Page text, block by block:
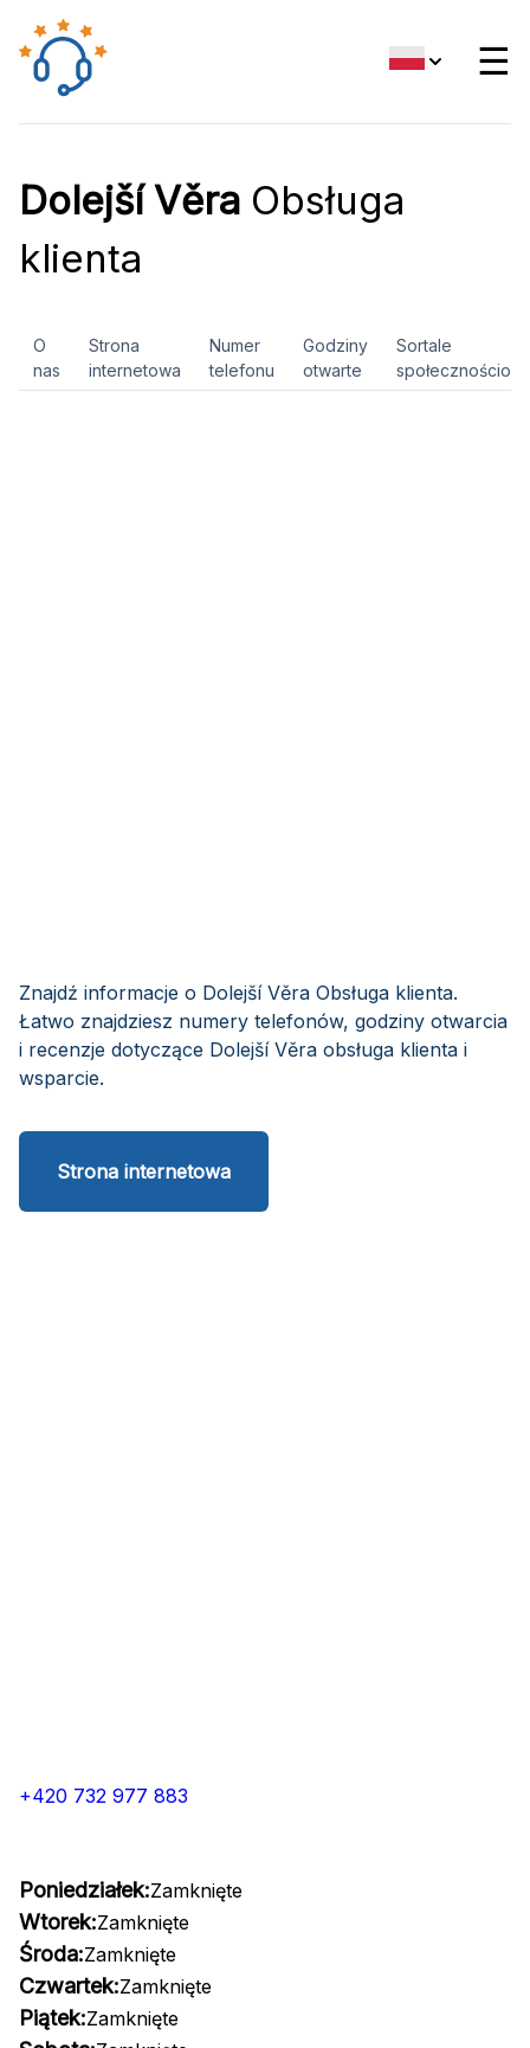
☰
Dolejší Věra Obsługa
klienta
O
nas
Strona
internetowa
Numer
telefonu
Godziny
otwarte
Sortale
Znajdź informacje o Dolejší Věra Obsługa klienta.
Łatwo znajdziesz numery telefonów, godziny otwarcia
i recenzje dotyczące Dolejší Věra obsługa klienta i
wsparcie.
Strona internetowa
+420 732 977 883
Poniedziałek:Zamknięte
Wtorek:Zamknięte
Środa:Zamknięte
Czwartek:Zamknięte
Piątek:Zamknięte